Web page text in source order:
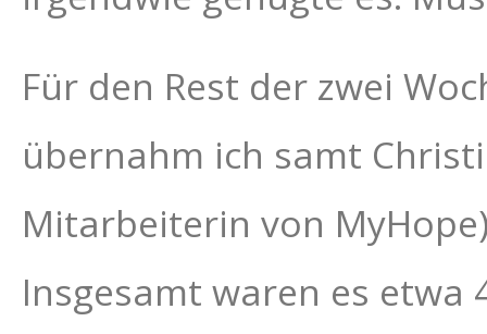
Für den Rest der zwei
übernahm ich samt
Mitarbeiterin von
Insgesamt waren es etwa